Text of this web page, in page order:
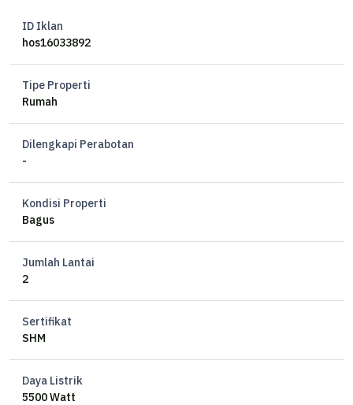
ID Iklan
hos16033892
Tipe Properti
Rumah
Dilengkapi Perabotan
-
Kondisi Properti
Bagus
Jumlah Lantai
2
Sertifikat
SHM
Daya Listrik
5500 Watt